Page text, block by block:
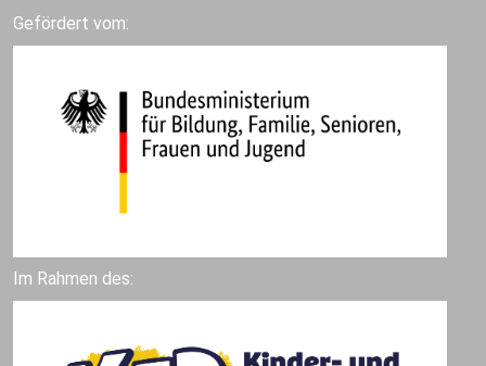
Gefördert vom:
Im Rahmen des: